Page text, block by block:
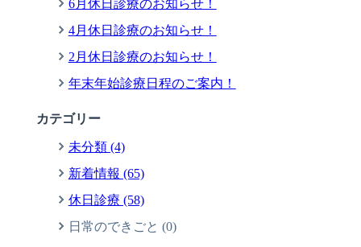
6月休日診療のお知らせ！
4月休日診療のお知らせ！
2月休日診療のお知らせ！
年末年始診療日程のご案内！
カテゴリー
未分類 (4)
新着情報 (65)
休日診療 (58)
日常のできごと (0)